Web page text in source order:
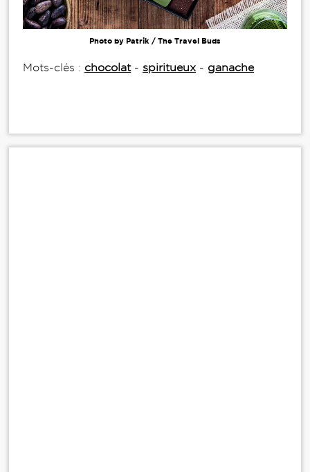
Photo by Patrik / The Travel Buds
Mots-clés : chocolat- spiritueux - ganache